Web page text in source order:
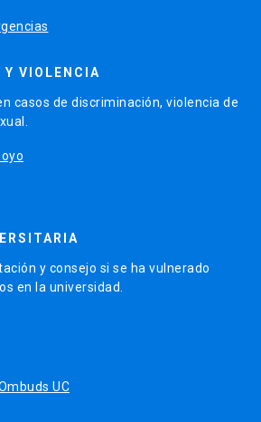
VIOLENCIA
casos de discriminación, violencia de
y consejo si se ha vulnerado
en la universidad.
UC